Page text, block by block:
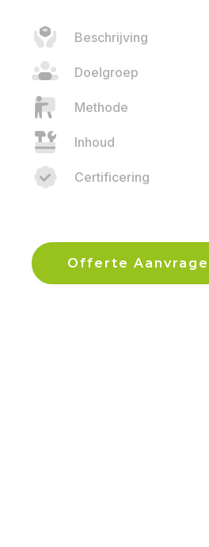
Beschrijving
Doelgroep
Methode
Inhoud
Certificering
Offerte